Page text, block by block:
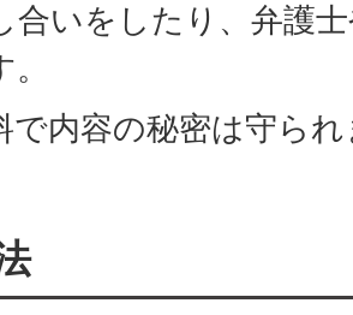
合いをしたり、弁護
で内容の秘密は守ら